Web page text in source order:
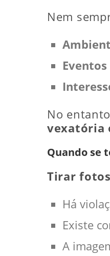
Nem
No
vexatória
Quando se
Tirar
Há
Existe
A